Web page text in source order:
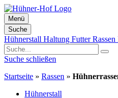
Menü
Suche
Zum
Inhalt
springen
Hühnerstall Haltung FutterRassen
Suche schließen
Startseite » Rassen »
Hühnerstall